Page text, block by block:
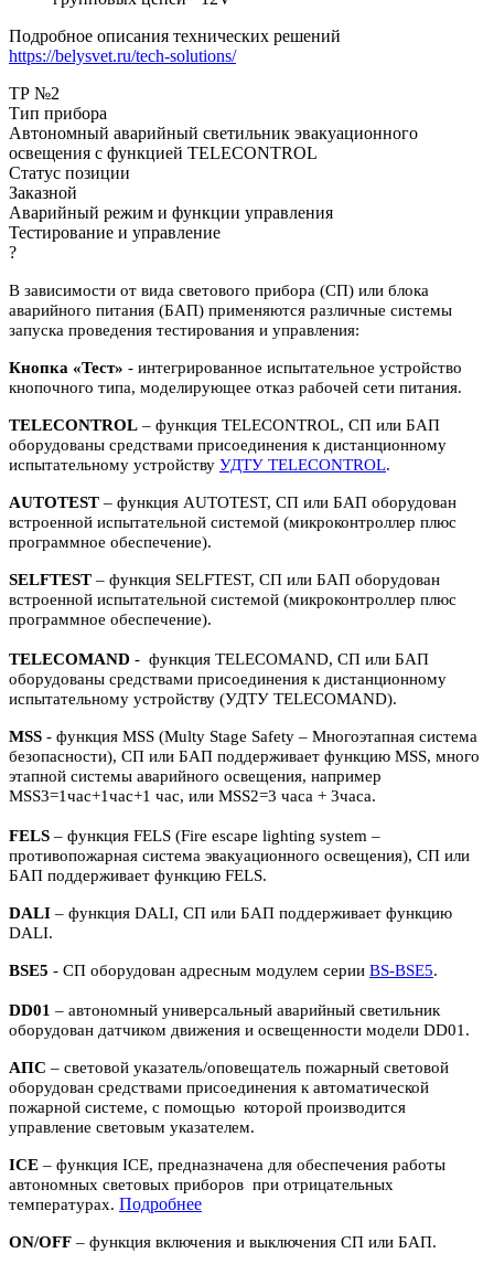
Подробное описания технических решений
https://belysvet.ru/tech-solutions/
ТР №2
Тип прибора
Автономный аварийный светильник эвакуационного
освещения с функцией TELECONTROL
Статус позиции
Заказной
Аварийный режим и функции управления
Тестирование и управление
?
В зависимости от вида светового прибора (СП) или блока
аварийного питания (БАП) применяются различные системы
запуска проведения тестирования и управления:
Кнопка «Тест» - интегрированное испытательное устройство
кнопочного типа, моделирующее отказ рабочей сети питания.
TELECONTROL – функция TELECONTROL, СП или БАП
оборудованы средствами присоединения к дистанционному
испытательному устройству УДТУ TELECONTROL.
AUTOTEST – функция AUTOTEST, СП или БАП оборудован
встроенной испытательной системой (микроконтроллер плюс
программное обеспечение).
SELFTEST – функция SELFTEST, СП или БАП оборудован
встроенной испытательной системой (микроконтроллер плюс
программное обеспечение).
TELECOMAND - функция TELECOMAND, СП или БАП
оборудованы средствами присоединения к дистанционному
испытательному устройству (УДТУ TELECOMAND).
MSS - функция MSS (Multy Stage Safety – Многоэтапная система
безопасности), СП или БАП поддерживает функцию MSS, много
этапной системы аварийного освещения, например
MSS3=1час+1час+1 час, или MSS2=3 часа + 3часа.
FELS – функция FELS (Fire escape lighting system –
противопожарная система эвакуационного освещения), СП или
БАП поддерживает функцию FELS.
DALI – функция DALI, СП или БАП поддерживает функцию
DALI.
BSE5 - СП оборудован адресным модулем серии BS-BSE5.
DD01 – автономный универсальный аварийный светильник
оборудован датчиком движения и освещенности модели DD01.
АПС – световой указатель/оповещатель пожарный световой
оборудован средствами присоединения к автоматической
пожарной системе, с помощью которой производится
управление световым указателем.
ICE – функция ICE, предназначена для обеспечения работы
автономных световых приборов при отрицательных
температурах. Подробнее
ON/OFF – функция включения и выключения СП или БАП.